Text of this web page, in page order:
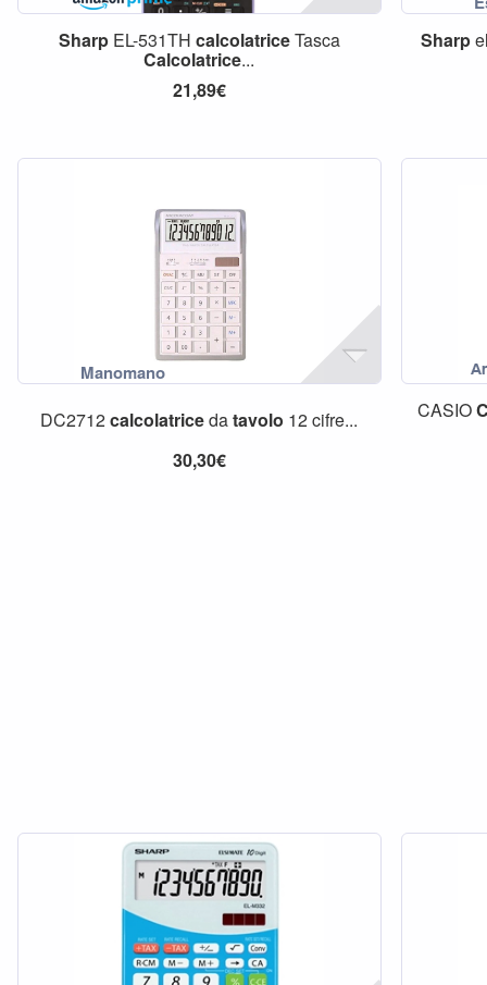
SharpEL-531TH calcolatriceTasca
Calcolatrice...
21,89€
Sharp
DC2712calcolatricedatavolo 12 cifre...
30,30€
CASIO